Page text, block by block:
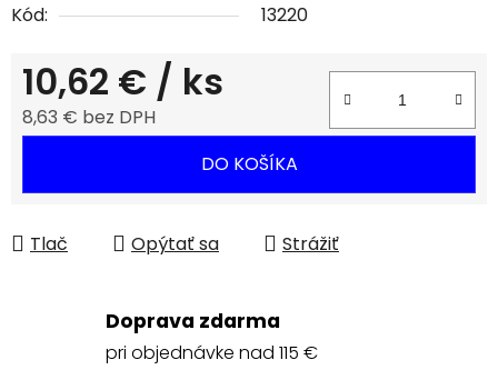
Kód:
13220
10,62 € / ks
8,63 € bez DPH
DO KOŠÍKA
Tlač Opýtať sa Strážiť
Doprava zdarma
pri objednávke nad 115 €